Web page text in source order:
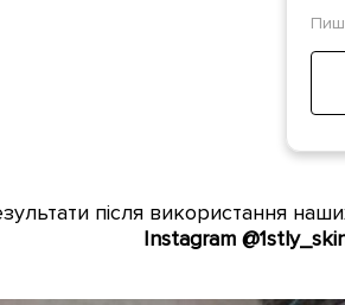
після використання
Instagram